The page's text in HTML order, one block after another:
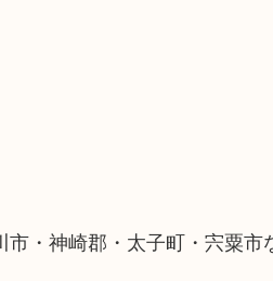
・神崎郡・太子町・宍粟